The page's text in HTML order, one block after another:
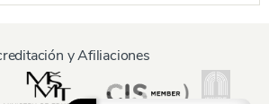
y Afiliaciones